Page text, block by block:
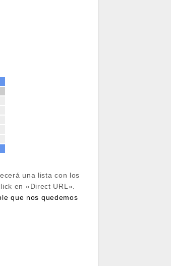
una lista con los
en «Direct URL».
que nos quedemos